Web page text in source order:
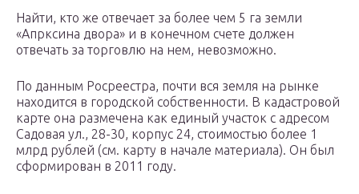
Найти, кто же отвечает за более чем 5 га земли
«Апрксина двора» и в конечном счете должен
отвечать за торговлю на нем, невозможно.
По данным Росреестра, почти вся земля на рынке
находится в городской собственности. В кадастровой
карте она размечена как единый участок с адресом
Садовая ул., 28-30, корпус 24, стоимостью более 1
млрд рублей (см. карту в начале материала). Он был
сформирован в 2011 году.